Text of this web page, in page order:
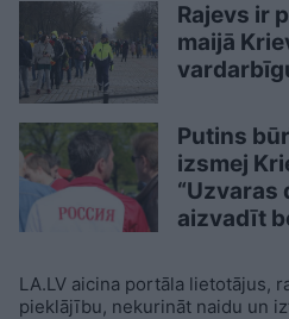
Rajevs ir
maijā
Putins
izsmej
“Uzvaras
aizvadīt
LA.LV aicina portāla lietotājus,
pieklājību, nekurināt naidu un